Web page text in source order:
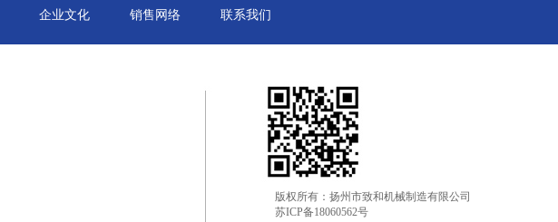
企业文化 销售网络 联系我们
版权所有：扬州市致和机械制造有限公司
苏ICP备18060562号